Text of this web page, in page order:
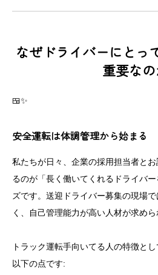
なぜドライバーにとっ
重要な
🍱✨
安全運転は体調管理から始まる
私たちが日々、企業の採用担当者と
るのが「長く働いてくれるドライバ
ズです。送迎ドライバー募集の現場
く、自己管理能力が高い人材が求めら
トラック運転手向いてる人の特徴と
以下の点です: